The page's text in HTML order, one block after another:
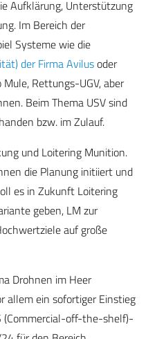
Aufklärung, Unterstützung
Im Bereich der
Systeme wie die
der Firma Avilusoder
Mule, Rettungs-UGV, aber
Beim Thema USV sind
bzw. im Zulauf.
und Loitering Munition.
die Planung initiiert und
es in Zukunft Loitering
geben, LM zur
auf große
Drohnen im Heer
allem ein sofortiger Einstieg
(Commercial-off-the-shelf)-